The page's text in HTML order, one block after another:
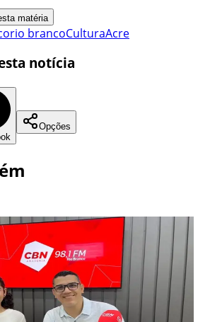
matéria
rio brancoCulturaAcre
notícia
Opções